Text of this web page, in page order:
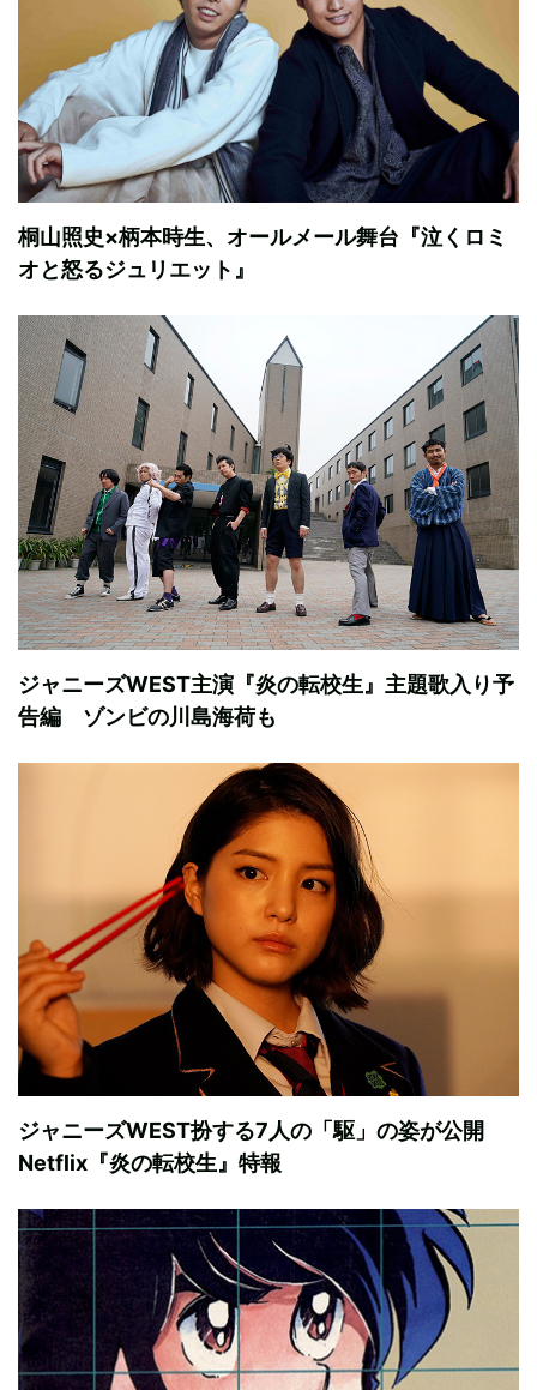
桐山照史×柄本時生、オールメール舞台『泣くロミ
オと怒るジュリエット』
ジャニーズWEST主演『炎の転校生』主題歌入り予
告編 ゾンビの川島海荷も
ジャニーズWEST扮する7人の「駆」の姿が公開
Netflix『炎の転校生』特報